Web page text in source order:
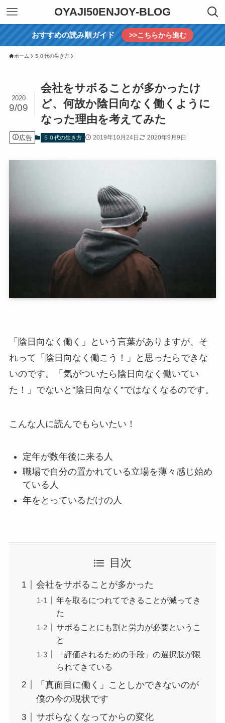
OYAJI50ENJOY-BLOG
おすすめの読み順ガイド >>こちらから進む
ホーム ５０代の生き方
会社をサボることが多かったけ
ど、何故か陰日向なく働くように
なった理由を考えてみた
2020
9/09
広告 ５０代の生き方 2019年10月24日 2020年9月9日
「陰日向なく働く」という言葉がありますが、そ
れって「陰日向なく働こう！」と思ったらできな
いのです。「気がついたら陰日向なく働いてい
た！」でないと”陰日向なく”ではなくなるのです。
こんな人に読んでもらいたい！
定年が数年後に来る人
職場で自分の置かれている立場を薄々感じ始め
ている人
年をとっているだけの人
目次
会社をサボることが多かった
年を取るにつれてできることが減ってき
た
サボることにも割と労力が必要というこ
と
「評価されるための手段」の選択肢が限
られてきている
「真面目に働く」ことしかできないのが
僕の今の現状です
サボらなくなってからの変化